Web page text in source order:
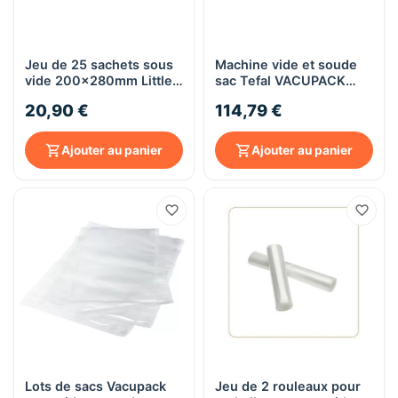
Jeu de 25 sachets sous
vide 200x280mm Little
20,90 €
Ajouter au panier
Machine vide et soude
sac Tefal VACUPACK
114,79 €
Ajouter au panier
Lots de sacs Vacupack
Jeu de 2 rouleaux pour